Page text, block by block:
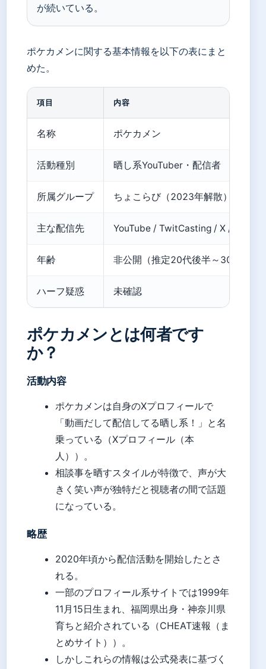
が続いている。
ポケカメンに関する基本情報を以下の表にまと
めた。
項目 内容
名称 ポケカメン
活動種別 晒し系YouTuber・配信者
所属グループ ちょこらび（2023年解散）
主な配信先 YouTube / TwitCasting / X /
年齢 非公開（推定20代後半～30代前半
ハーフ疑惑 未確認
ポケカメンとは何者です
か？
活動内容
ポケカメンは自身のXプロフィールで
「動画だして配信してる晒し系！」と名
乗っている（Xプロフィール（本
人））。
相談事を晒すスタイルが特徴で、声が大
きく笑い声が独特だと視聴者の間で話題
になっている。
略歴
2020年頃から配信活動を開始したとさ
れる。
一部のプロフィール系サイトでは1999年
11月15日生まれ、福岡県出身・神奈川県
育ちと紹介されている（CHEAT速報（ま
とめサイト））。
しかしこれらの情報は公式発表に基づく